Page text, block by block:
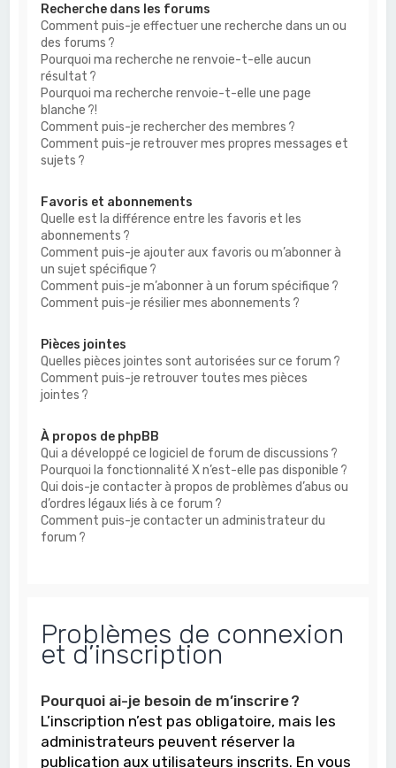
Recherche dans les forums
Comment puis-je effectuer une recherche dans un ou
des forums ?
Pourquoi ma recherche ne renvoie-t-elle aucun
résultat ?
Pourquoi ma recherche renvoie-t-elle une page
blanche ?!
Comment puis-je rechercher des membres ?
Comment puis-je retrouver mes propres messages et
sujets ?
Favoris et abonnements
Quelle est la différence entre les favoris et les
abonnements ?
Comment puis-je ajouter aux favoris ou m’abonner à
un sujet spécifique ?
Comment puis-je m’abonner à un forum spécifique ?
Comment puis-je résilier mes abonnements ?
Pièces jointes
Quelles pièces jointes sont autorisées sur ce forum ?
Comment puis-je retrouver toutes mes pièces
jointes ?
À propos de phpBB
Qui a développé ce logiciel de forum de discussions ?
Pourquoi la fonctionnalité X n’est-elle pas disponible ?
Qui dois-je contacter à propos de problèmes d’abus ou
d’ordres légaux liés à ce forum ?
Comment puis-je contacter un administrateur du
forum ?
Problèmes de connexion
et d’inscription
Pourquoi ai-je besoin de m’inscrire ?
L’inscription n’est pas obligatoire, mais les
administrateurs peuvent réserver la
publication aux utilisateurs inscrits. En vous